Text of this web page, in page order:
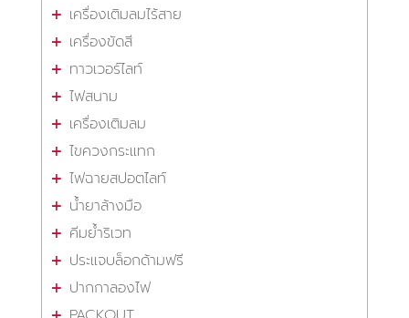
เครื่องเติมลมไร้สาย
เครื่องขัดสี
ทาวเวอร์ไลท์
ไฟสนาม
เครื่องเติมลม
ไขควงกระแทก
ไฟฉายสปอตไลท์
น้ำยาล้างมือ
คีมย้ำริเวท
ประแจบล็อกด้ามฟรี
ปากกาลองไฟ